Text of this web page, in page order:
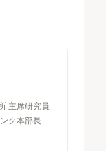
主席研究員
ク本部長